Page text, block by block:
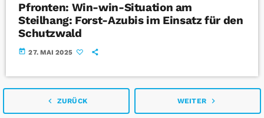
Pfronten: Win-win-Situation am
Steilhang: Forst-Azubis im Einsatz für den
Schutzwald
today 27. MAI 2025
navigate_before ZURÜCK WEITER navigate_next